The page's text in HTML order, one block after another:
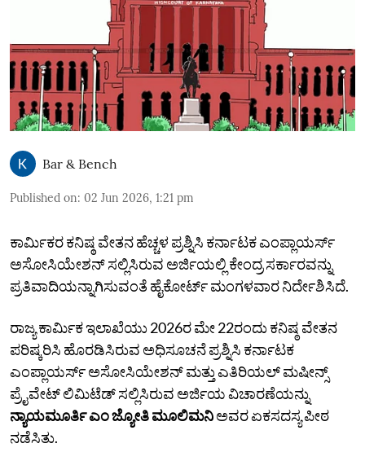
Bar & Bench
Published on: 02 Jun 2026, 1:21 pm
ಕಾರ್ಮಿಕರ ಕನಿಷ್ಠ ವೇತನ ಹೆಚ್ಚಳ ಪ್ರಶ್ನಿಸಿ ಕರ್ನಾಟಕ ಎಂಪ್ಲಾಯರ್ಸ್‌
ಅಸೋಸಿಯೇಶನ್‌ ಸಲ್ಲಿಸಿರುವ ಅರ್ಜಿಯಲ್ಲಿ ಕೇಂದ್ರ ಸರ್ಕಾರವನ್ನು
ಪ್ರತಿವಾದಿಯನ್ನಾಗಿಸುವಂತೆ ಹೈಕೋರ್ಟ್‌ ಮಂಗಳವಾರ ನಿರ್ದೇಶಿಸಿದೆ.
ರಾಜ್ಯ ಕಾರ್ಮಿಕ ಇಲಾಖೆಯು 2026ರ ಮೇ 22ರಂದು ಕನಿಷ್ಠ ವೇತನ
ಪರಿಷ್ಕರಿಸಿ ಹೊರಡಿಸಿರುವ ಅಧಿಸೂಚನೆ ಪ್ರಶ್ನಿಸಿ ಕರ್ನಾಟಕ
ಎಂಪ್ಲಾಯರ್ಸ್‌ ಅಸೋಸಿಯೇಶನ್‌ ಮತ್ತು ಎತಿರಿಯಲ್‌ ಮಷೀನ್ಸ್‌
ಪ್ರೈವೇಟ್‌ ಲಿಮಿಟೆಡ್‌ ಸಲ್ಲಿಸಿರುವ ಅರ್ಜಿಯ ವಿಚಾರಣೆಯನ್ನು
ನ್ಯಾಯಮೂರ್ತಿ ಎಂ ಜ್ಯೋತಿ ಮೂಲಿಮನಿಅವರ ಏಕಸದಸ್ಯ ಪೀಠ
ನಡೆಸಿತು.